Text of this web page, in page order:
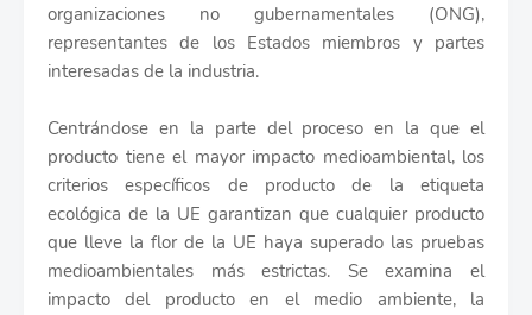
organizaciones no gubernamentales (ONG),
representantes de los Estados miembros y partes
interesadas de la industria.
Centrándose en la parte del proceso en la que el
producto tiene el mayor impacto medioambiental, los
criterios específicos de producto de la etiqueta
ecológica de la UE garantizan que cualquier producto
que lleve la flor de la UE haya superado las pruebas
medioambientales más estrictas. Se examina el
impacto del producto en el medio ambiente, la